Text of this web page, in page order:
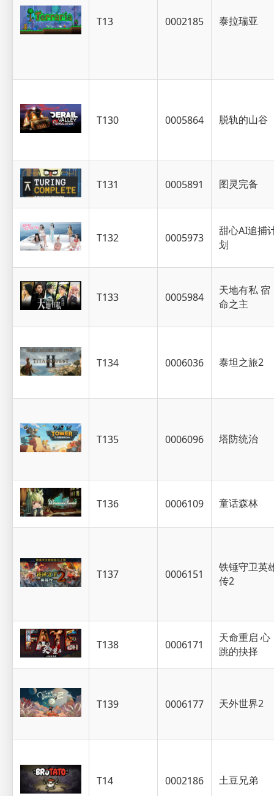
T13 0002185 泰拉瑞亚
T130 0005864 脱轨的山谷
T131 0005891 图灵完备
T132 0005973
甜心AI追捕
划
T133 0005984
天地有私 宿
命之主
T134 0006036 泰坦之旅2
T135 0006096 塔防统治
T136 0006109 童话森林
T137 0006151
铁锤守卫英
传2
T138 0006171
天命重启 心
跳的抉择
T139 0006177 天外世界2
T14 0002186 土豆兄弟